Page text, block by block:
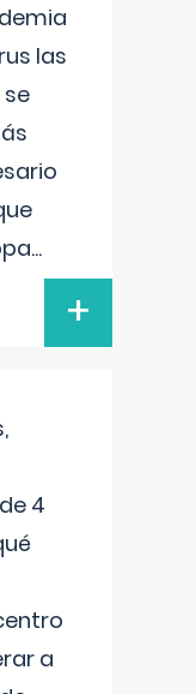
las
...
+
4
a